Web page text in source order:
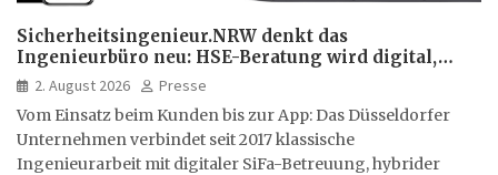
Sicherheitsingenieur.NRW denkt das
Ingenieurbüro neu: HSE-Beratung wird digital,
hybrid und multimedial
2. August 2026
Presse
Vom Einsatz beim Kunden bis zur App: Das Düsseldorfer
Unternehmen verbindet seit 2017 klassische
Ingenieurarbeit mit digitaler SiFa-Betreuung, hybrider